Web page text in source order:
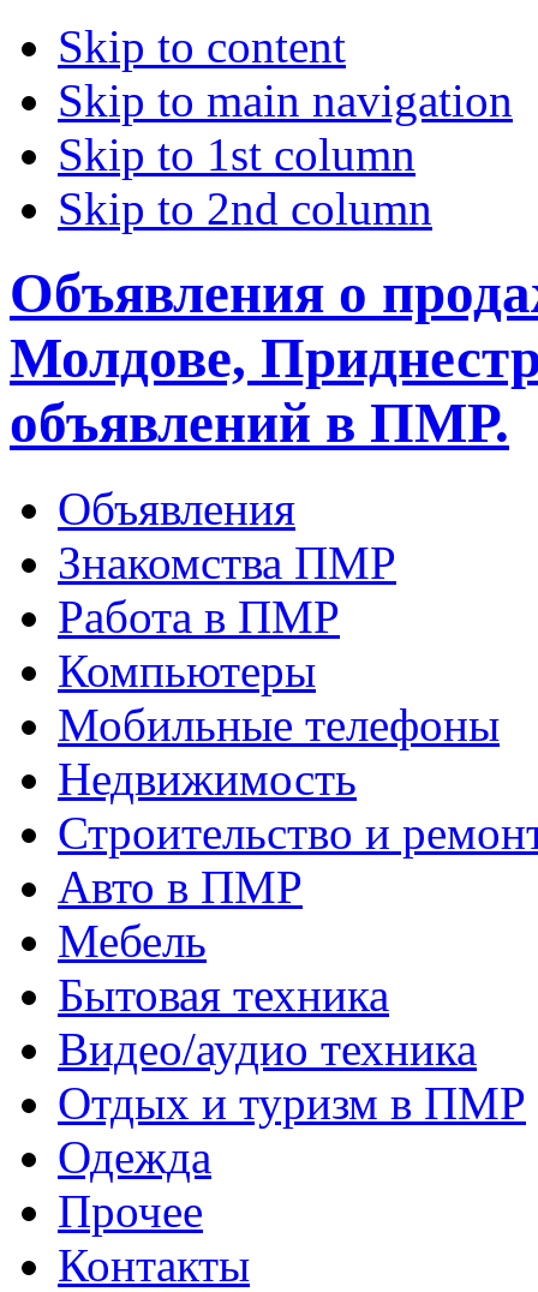
Skip to content
Skip to main navigation
Skip to 1st column
Skip to 2nd column
Объявления о
Молдове,
объявлений в ПМР.
Объявления
Знакомства ПМР
Работа в ПМР
Компьютеры
Мобильные телефоны
Недвижимость
Строительство и
Авто в ПМР
Мебель
Бытовая техника
Видео/аудио техника
Отдых и туризм в ПМР
Одежда
Прочее
Контакты